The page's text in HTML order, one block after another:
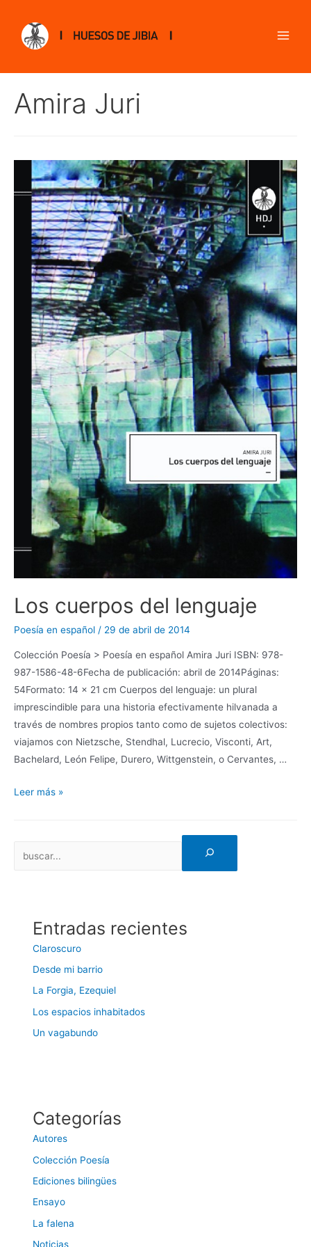
Amira Juri
Los cuerpos del lenguaje
Poesía en español / 29 de abril de 2014
Colección Poesía > Poesía en español Amira Juri ISBN: 978-
987-1586-48-6Fecha de publicación: abril de 2014Páginas:
54Formato: 14 x 21 cm Cuerpos del lenguaje: un plural
imprescindible para una historia efectivamente hilvanada a
través de nombres propios tanto como de sujetos colectivos:
viajamos con Nietzsche, Stendhal, Lucrecio, Visconti, Art,
Bachelard, León Felipe, Durero, Wittgenstein, o Cervantes, …
Leer más »
Entradas recientes
Claroscuro
Desde mi barrio
La Forgia, Ezequiel
Los espacios inhabitados
Un vagabundo
Categorías
Autores
Colección Poesía
Ediciones bilingües
Ensayo
La falena
Noticias